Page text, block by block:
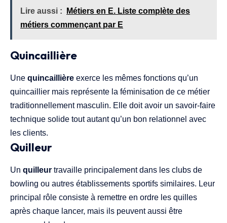
Lire aussi :
Métiers en E. Liste complète des
métiers commençant par E
Quincaillière
Une quincaillière exerce les mêmes fonctions qu’un
quincaillier mais représente la féminisation de ce métier
traditionnellement masculin. Elle doit avoir un savoir-faire
technique solide tout autant qu’un bon relationnel avec
les clients.
Quilleur
Un quilleur travaille principalement dans les clubs de
bowling ou autres établissements sportifs similaires. Leur
principal rôle consiste à remettre en ordre les quilles
après chaque lancer, mais ils peuvent aussi être